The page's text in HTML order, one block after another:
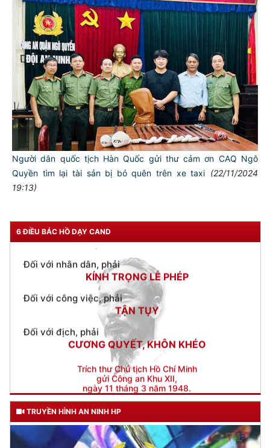
Người dân quốc tịch Hàn Quốc gửi thư cảm ơn CAQ Ngô
Quyền tìm lại tài sản bị bỏ quên trên xe taxi (22/11/2024
19:13)
6 ĐIỀU BÁC HỒ DẠY CAND
TƯ CÁCH
NGƯỜI CÔNG AN CÁCH MỆNH LÀ:
Đối với tự mình, phải
CẦN, KIỆM, LIÊM, CHÍNH
Đối với đồng sự, phải
THÂN ÁI GIÚP ĐỠ
Đối với chính phủ, phải
Đối với nhân dân, phải
KÍNH TRỌNG LỄ PHÉP
Đối với công việc, phải
TẬN TỤY
Đối với địch, phải
CƯƠNG QUYẾT, KHÔN KHÉO
Trích thư Chủ tịch Hồ Chí Minh
gửi Công an Khu XII,
ngày 11 tháng 3 năm 1948.
TRUYỀN HÌNH AN NINH HP